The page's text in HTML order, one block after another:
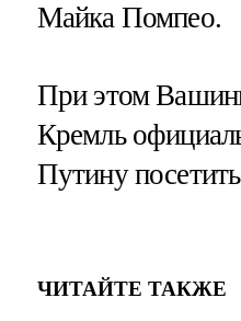
Майка Помпео.
При этом
Кремль
Путину
ЧИТАЙТЕ ТАКЖЕ